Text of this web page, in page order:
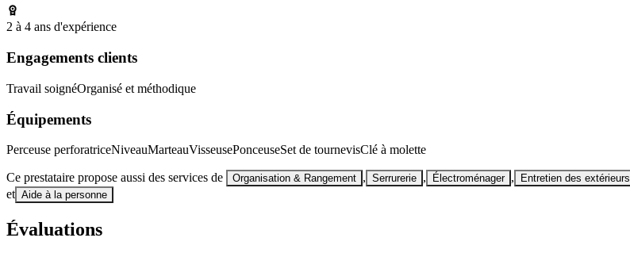
2 à 4 ans d'expérience
Engagements clients
Travail soignéOrganisé et méthodique
Équipements
Perceuse perforatriceNiveauMarteauVisseusePonceuseSet de tournevisClé à molette
Ce prestataire propose aussi des services de Organisation & Rangement , Serrurerie , Électroménager , Entretien des extérieurs
et Aide à la personne
Évaluations